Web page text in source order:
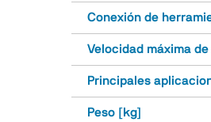
Conexión de
Velocidad máxima
Principales
Peso [kg]